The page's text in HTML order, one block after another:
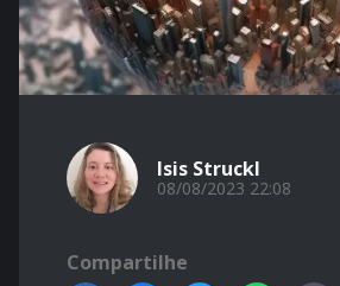
Isis Struckl
08/08/2023 22:08
Compartilhe